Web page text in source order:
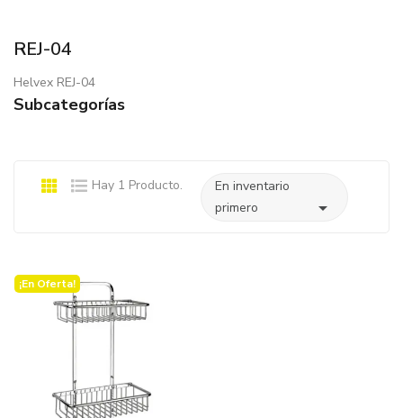
REJ-04
Helvex REJ-04
Subcategorías
Hay 1 Producto.
En inventario
primero

¡En Oferta!